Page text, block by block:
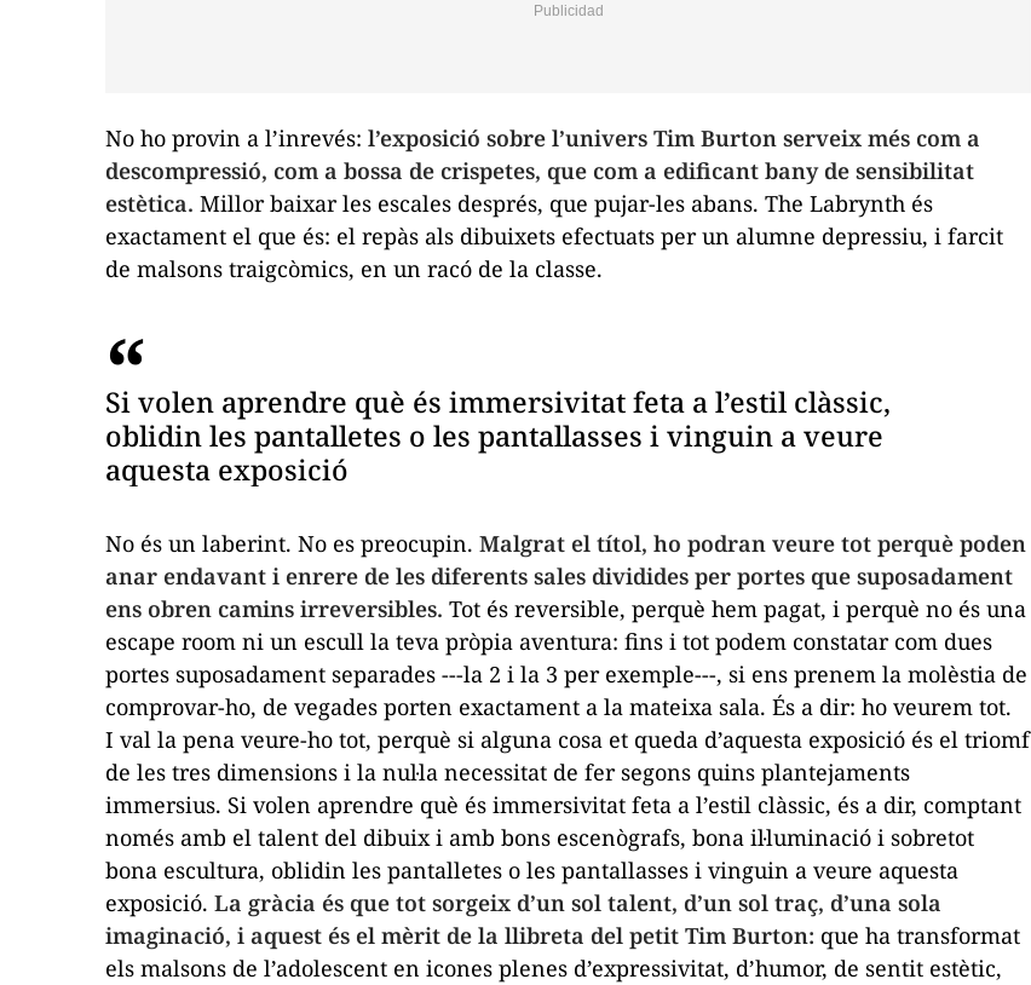
No ho provin a l’inrevés: l’exposició sobre l’univers Tim Burton serveix més com a
descompressió, com a bossa de crispetes, que com a edificant bany de sensibilitat
estètica. Millor baixar les escales després, que pujar-les abans. The Labrynth és
exactament el que és: el repàs als dibuixets efectuats per un alumne depressiu, i farcit
de malsons traigcòmics, en un racó de la classe.
Si volen aprendre què és immersivitat feta a l’estil clàssic,
oblidin les pantalletes o les pantallasses i vinguin a veure
aquesta exposició
No és un laberint. No es preocupin. Malgrat el títol, ho podran veure tot perquè poden
anar endavant i enrere de les diferents sales dividides per portes que suposadament
ens obren camins irreversibles. Tot és reversible, perquè hem pagat, i perquè no és una
escape room ni un escull la teva pròpia aventura: fins i tot podem constatar com dues
portes suposadament separades ---la 2 i la 3 per exemple---, si ens prenem la molèstia de
comprovar-ho, de vegades porten exactament a la mateixa sala. És a dir: ho veurem tot.
I val la pena veure-ho tot, perquè si alguna cosa et queda d’aquesta exposició és el triomf
de les tres dimensions i la nul·la necessitat de fer segons quins plantejaments
immersius. Si volen aprendre què és immersivitat feta a l’estil clàssic, és a dir, comptant
només amb el talent del dibuix i amb bons escenògrafs, bona il·luminació i sobretot
bona escultura, oblidin les pantalletes o les pantallasses i vinguin a veure aquesta
exposició. La gràcia és que tot sorgeix d’un sol talent, d’un sol traç, d’una sola
imaginació, i aquest és el mèrit de la llibreta del petit Tim Burton: que ha transformat
els malsons de l’adolescent en icones plenes d’expressivitat, d’humor, de sentit estètic,